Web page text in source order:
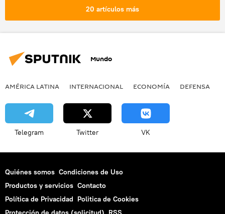
Organismo Internacional de Energía Atómica (OIEA)
nuclear
🌍 Oriente Medio
Rafael Grossi
20 artículos más
Mundo
AMÉRICA LATINA INTERNACIONAL ECONOMÍA DEFENSA
Telegram Twitter VK
Quiénes somos Condiciones de Uso
Productos y servicios Contacto
Política de Privacidad Politica de Cookies